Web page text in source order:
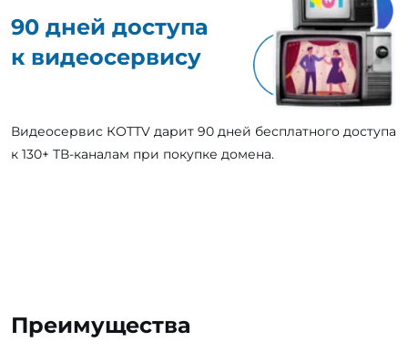
90 дней доступа
к видеосервису
Видеосервис КОТТV дарит 90 дней бесплатного доступа
к 130+ ТВ-каналам при покупке домена.
Преимущества